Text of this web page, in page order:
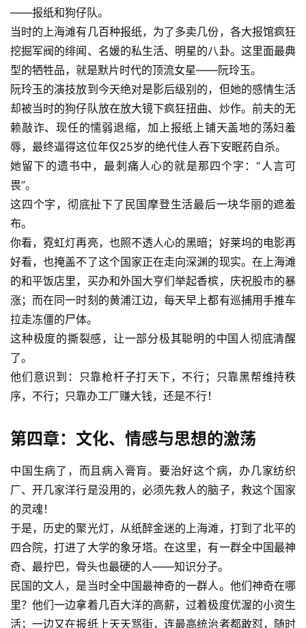
——报纸和狗仔队。
当时的上海滩有几百种报纸，为了多卖几份，各大报馆疯狂
挖掘军阀的绯闻、名媛的私生活、明星的八卦。这里面最典
型的牺牲品，就是默片时代的顶流女星——阮玲玉。
阮玲玉的演技放到今天绝对是影后级别的，但她的感情生活
却被当时的狗仔队放在放大镜下疯狂扭曲、炒作。前夫的无
赖敲诈、现任的懦弱退缩，加上报纸上铺天盖地的荡妇羞
辱，最终逼得这位年仅25岁的绝代佳人吞下安眠药自杀。
她留下的遗书中，最刺痛人心的就是那四个字：“人言可
畏”。
这四个字，彻底扯下了民国摩登生活最后一块华丽的遮羞
布。
你看，霓虹灯再亮，也照不透人心的黑暗；好莱坞的电影再
好看，也掩盖不了这个国家正在走向深渊的现实。在上海滩
的和平饭店里，买办和外国大亨们举起香槟，庆祝股市的暴
涨；而在同一时刻的黄浦江边，每天早上都有巡捕用手推车
拉走冻僵的尸体。
这种极度的撕裂感，让一部分极其聪明的中国人彻底清醒
了。
他们意识到：只靠枪杆子打天下，不行；只靠黑帮维持秩
序，不行；只靠办工厂赚大钱，还是不行！
第四章：文化、情感与思想的激荡
中国生病了，而且病入膏肓。要治好这个病，办几家纺织
厂、开几家洋行是没用的，必须先救人的脑子，救这个国家
的灵魂！
于是，历史的聚光灯，从纸醉金迷的上海滩，打到了北平的
四合院，打进了大学的象牙塔。在这里，有一群全中国最神
奇、最拧巴，骨头也最硬的人——知识分子。
民国的文人，是当时全中国最神奇的一群人。他们神奇在哪
里？他们一边拿着几百大洋的高薪，过着极度优渥的小资生
活；一边又在报纸上天天骂街，连最高统治者都敢怼，随时